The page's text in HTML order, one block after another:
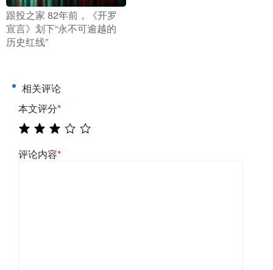
​跟投之家 82年前，《开罗
宣言》划下“永不可逾越的
历史红线”
相关评论
本文评分*
评论内容*